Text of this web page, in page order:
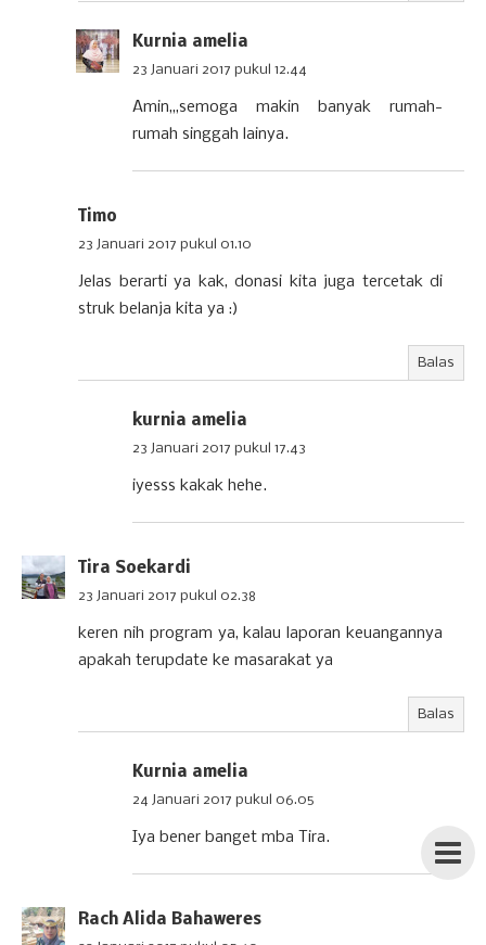
Kurnia amelia
23 Januari 2017 pukul 12.44
Amin,,,semoga makin banyak rumah-
rumah singgah lainya.
Timo
23 Januari 2017 pukul 01.10
Jelas berarti ya kak, donasi kita juga tercetak di
struk belanja kita ya :)
Balas
kurnia amelia
23 Januari 2017 pukul 17.43
iyesss kakak hehe.
Tira Soekardi
23 Januari 2017 pukul 02.38
keren nih program ya, kalau laporan keuangannya
apakah terupdate ke masarakat ya
Balas
Kurnia amelia
24 Januari 2017 pukul 06.05
Iya bener banget mba Tira.
Rach Alida Bahaweres